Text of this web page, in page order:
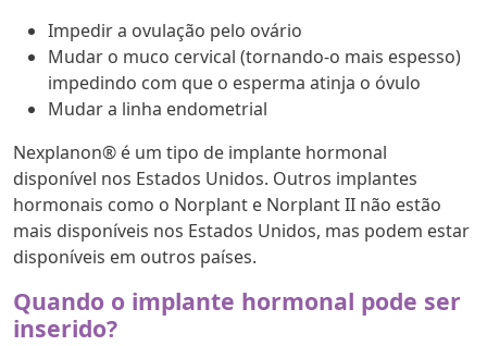
Impedir a ovulação pelo ovário
Mudar o muco cervical (tornando-o mais espesso)
impedindo com que o esperma atinja o óvulo
Mudar a linha endometrial
Nexplanon® é um tipo de implante hormonal
disponível nos Estados Unidos. Outros implantes
hormonais como o Norplant e Norplant II não estão
mais disponíveis nos Estados Unidos, mas podem estar
disponíveis em outros países.
Quando o implante hormonal pode ser
inserido?